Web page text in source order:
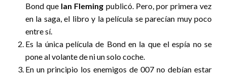
Bond que Ian Fleming publicó. Pero, por primera vez
en la saga, el libro y la película se parecían muy poco
entre sí.
Es la única película de Bond en la que el espía no se
pone al volante de ni un solo coche.
En un principio los enemigos de 007 no debían estar